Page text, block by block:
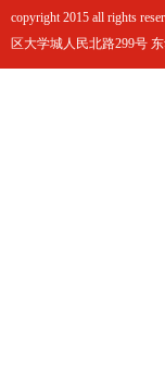
copyright 2015 all rights
区大学城人民北路299号